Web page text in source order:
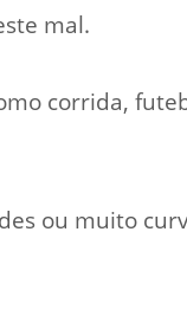
mal.
corrida,
ou muito